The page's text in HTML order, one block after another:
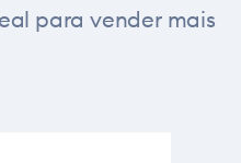
para vender mais